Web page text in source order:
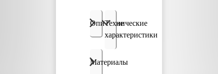
Описание
Технические
характеристики
Материалы